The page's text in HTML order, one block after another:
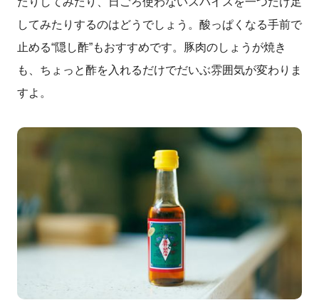
してみたりするのはどうでしょう。酸っぱくなる手前で
止める“隠し酢”もおすすめです。豚肉のしょうが焼き
も、ちょっと酢を入れるだけでだいぶ雰囲気が変わりま
すよ。